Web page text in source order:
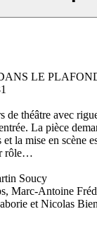
LE
de théâtre avec
La pièce
la mise en scène
rôle…
Soucy
Marc-Antoine
et Nicolas